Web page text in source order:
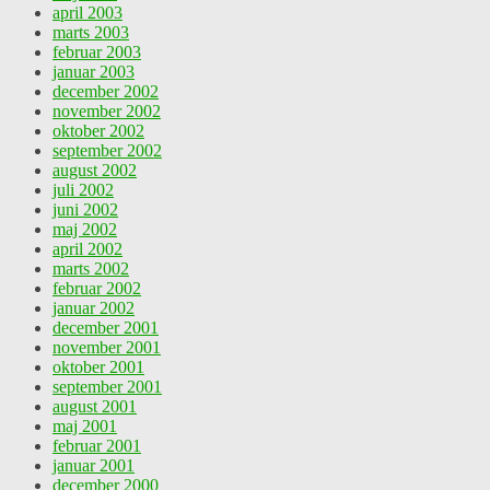
april 2003
marts 2003
februar 2003
januar 2003
december 2002
november 2002
oktober 2002
september 2002
august 2002
juli 2002
juni 2002
maj 2002
april 2002
marts 2002
februar 2002
januar 2002
december 2001
november 2001
oktober 2001
september 2001
august 2001
maj 2001
februar 2001
januar 2001
december 2000